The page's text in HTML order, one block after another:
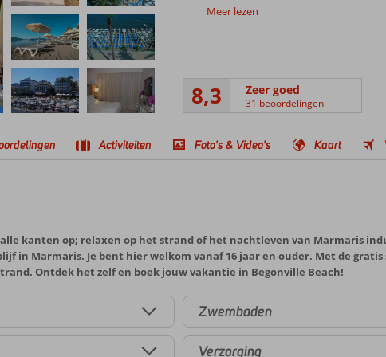
Meer lezen
8,3 Zeer goed
31 beoordelingen
Activiteiten Foto's & Video's Kaart
kanten op; relaxen op het strand of het nachtleven van Marmaris
in Marmaris. Je bent hier welkom vanaf 16 jaar en ouder. Met de
Ontdek het zelf en boek jouw vakantie in Begonville Beach!
Zwembaden
Verzorging